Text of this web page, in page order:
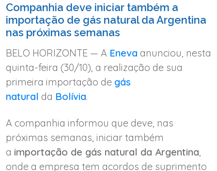
Companhia deve iniciar também a
importação de gás natural da Argentina
nas próximas semanas
BELO HORIZONTE — A Eneva anunciou, nesta
quinta-feira (30/10), a realização de sua
primeira importação de gás
natural da Bolívia.
A companhia informou que deve, nas
próximas semanas, iniciar também
a importação de gás natural da Argentina
onde a empresa tem acordos de suprimento